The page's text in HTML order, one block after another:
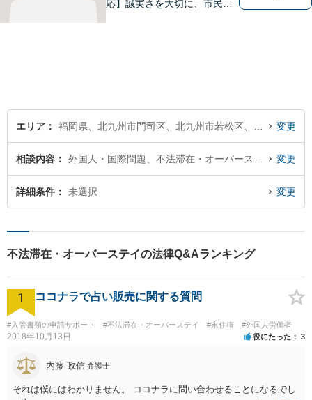
応】誠実さを大切に、市民に
エリア 変更
相談内容 変更
詳細条件 未選択 変更
不法滞在・オーバーステイの法律Q&Aランキング
1 ココナラで占い販売に関する質問
#入管書類の申請サポート #不法滞在・オーバーステイ #永住権 #外国人労働者
2018年10月13日 役にたった 3
内藤 政信 弁護士
それは僕にはわかりません。 ココナラに問い合わせることになるでし